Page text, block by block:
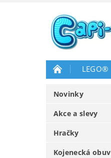
LEGO®
Novinky
Akce a slevy
Hračky
Kojenecká obuv